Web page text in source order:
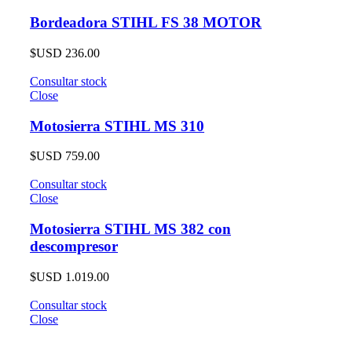
Bordeadora STIHL FS 38 MOTOR
$USD 236.00
Consultar stock
Close
Motosierra STIHL MS 310
$USD 759.00
Consultar stock
Close
Motosierra STIHL MS 382 con
descompresor
$USD 1.019.00
Consultar stock
Close